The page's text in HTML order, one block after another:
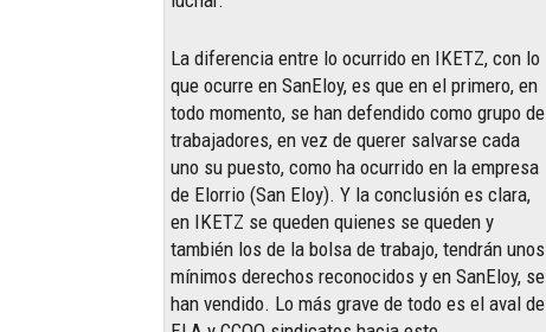
La diferencia entre lo ocurrido en IKETZ, con lo
que ocurre en SanEloy, es que en el primero, en
todo momento, se han defendido como grupo de
trabajadores, en vez de querer salvarse cada
uno su puesto, como ha ocurrido en la empresa
de Elorrio (San Eloy). Y la conclusión es clara,
en IKETZ se queden quienes se queden y
también los de la bolsa de trabajo, tendrán unos
mínimos derechos reconocidos y en SanEloy, se
han vendido. Lo más grave de todo es el aval de